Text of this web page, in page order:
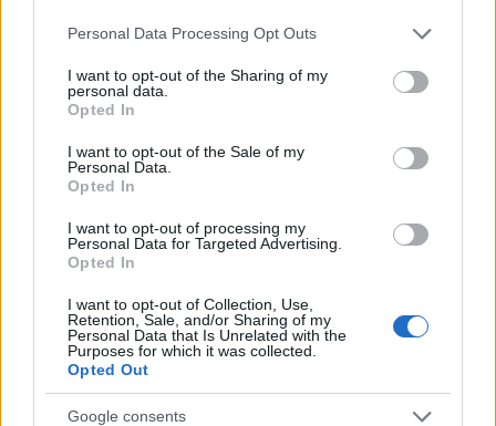
Please note that this website/app uses one or more Google
not limited to your visit or usage behaviour. You may click to
grant or deny consent to Google and its third-party tags to
use your data for below specified purposes in below Google
consent section.
Personal Data Processing Opt Outs
I want to opt-out of the Sharing of my
personal data.
Opted In
I want to opt-out of the Sale of my
Personal Data.
Opted In
I want to opt-out of processing my
Personal Data for Targeted Advertising.
Opted In
I want to opt-out of Collection, Use,
Retention, Sale, and/or Sharing of my
Personal Data that Is Unrelated with the
Purposes for which it was collected.
Opted Out
Google consents
Országos hírek
Kecskeméten is szakirányú továbbképzésekkel erősít a
Gál Ferenc Egyetem